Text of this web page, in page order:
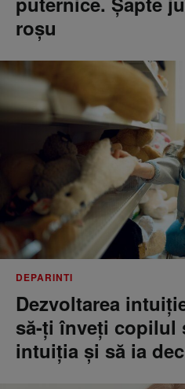
roșu
DEPARINTI
Dezvoltarea
să-ți înveți copilul
intuiția și să ia